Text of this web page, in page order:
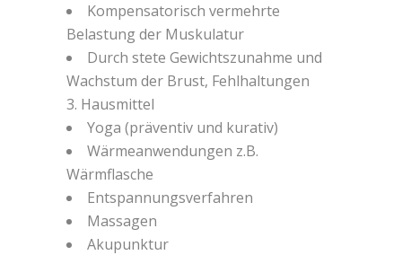
Kompensatorisch vermehrte
Belastung der Muskulatur
Durch stete Gewichtszunahme und
Wachstum der Brust, Fehlhaltungen
3. Hausmittel
Yoga (präventiv und kurativ)
Wärmeanwendungen z.B.
Wärmflasche
Entspannungsverfahren
Massagen
Akupunktur